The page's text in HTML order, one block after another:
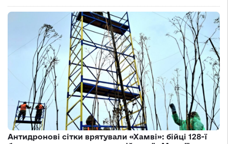
Антидронові сітки врятували «Хамві»: бійці 128-ї